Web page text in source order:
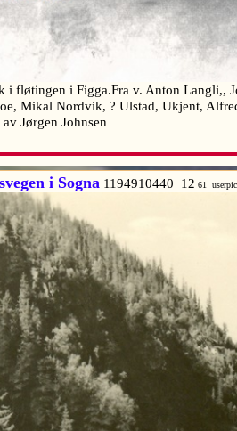
i fløtingen i Figga.Fra v. Anton Langli,,
Mikal Nordvik, ? Ulstad, Ukjent,
Jørgen Johnsen
i Sogna 1194910440 12 61